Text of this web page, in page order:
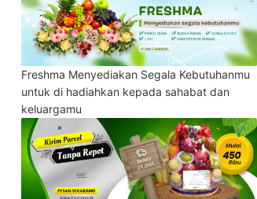
Freshma Menyediakan Segala Kebutuhanmu
untuk di hadiahkan kepada sahabat dan
keluargamu